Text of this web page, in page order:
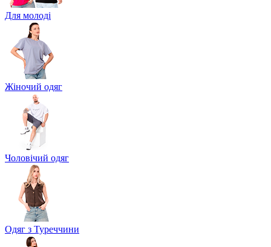
Для молоді
Жіночий одяг
Чоловічий одяг
Одяг з Туреччини